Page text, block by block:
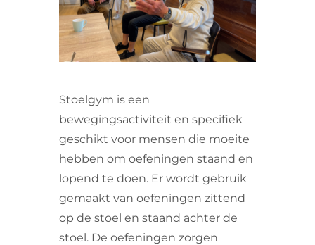
CONTACT
Stoelgym is een
bewegingsactiviteit en specifiek
geschikt voor mensen die moeite
hebben om oefeningen staand en
lopend te doen. Er wordt gebruik
gemaakt van oefeningen zittend
op de stoel en staand achter de
stoel. De oefeningen zorgen